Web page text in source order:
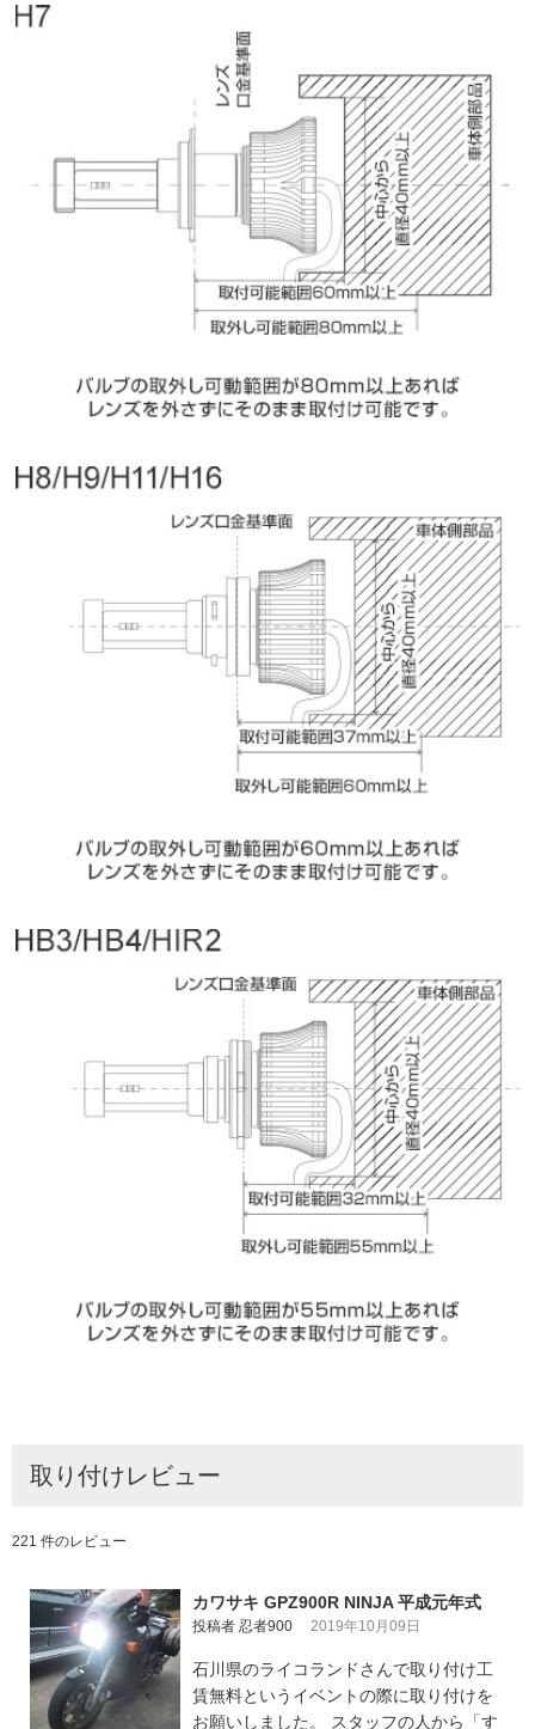
取り付けレビュー
221 件のレビュー
カワサキ GPZ900R NINJA 平成元年式
投稿者 忍者900 2019年10月09日
石川県のライコランドさんで取り付け工
賃無料というイベントの際に取り付けを
お願いしました。 スタッフの人から「す